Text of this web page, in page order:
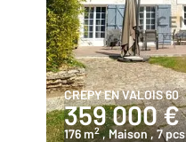
CREPY EN VALOIS 60
359 000 €
176 m2 , Maison , 7 pcs